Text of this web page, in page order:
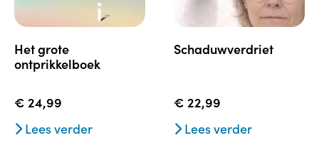
het grote
ontprikkelboek
€ 24,99
Lees verder
schaduwverdriet
€ 22,99
Lees verder